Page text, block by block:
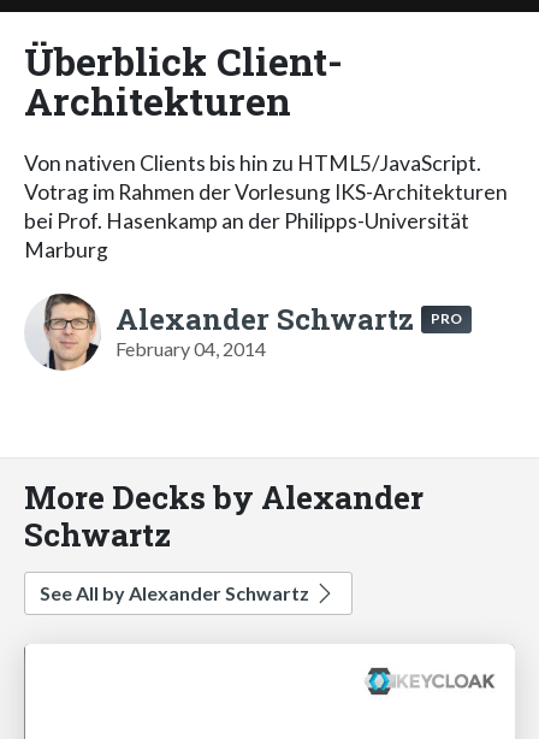
Überblick Client-
Architekturen
Von nativen Clients bis hin zu HTML5/JavaScript.
Votrag im Rahmen der Vorlesung IKS-Architekturen
bei Prof. Hasenkamp an der Philipps-Universität
Marburg
Alexander Schwartz PRO
February 04, 2014
More Decks by Alexander
Schwartz
See All by Alexander Schwartz